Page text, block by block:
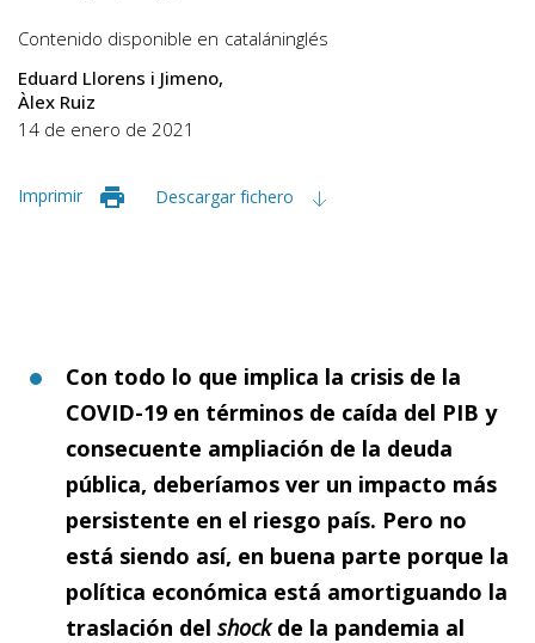
Contenido disponible en cataláninglés
Eduard Llorens i Jimeno
Àlex Ruiz
14 de enero de 2021
Imprimir Descargar fichero
Con todo lo que implica la crisis de la
COVID-19 en términos de caída del PIB y
consecuente ampliación de la deuda
pública, deberíamos ver un impacto más
persistente en el riesgo país. Pero no
está siendo así, en buena parte porque la
política económica está amortiguando la
traslación del shockde la pandemia al